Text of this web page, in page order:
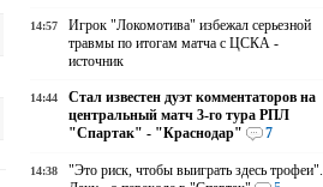
14:57
Игрок "Локомотива" избежал серьезной
травмы по итогам матча с ЦСКА -
источник
14:44
Стал известен дуэт комментаторов на
центральный матч 3-го тура РПЛ
"Спартак" - "Краснодар"
7
14:38
"Это риск, чтобы выиграть здесь трофеи".